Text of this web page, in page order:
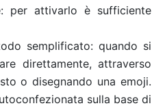
per attivarlo è sufficiente
semplificato: quando si
direttamente, attraverso
o disegnando una emoji.
sulla base di